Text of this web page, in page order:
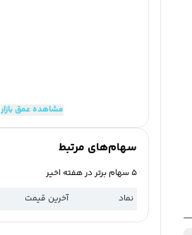
مشاهده عمق بازار
سهام‌های مرتبط
5 سهام برتر در هفته اخیر
نماد
آخرین قیمت